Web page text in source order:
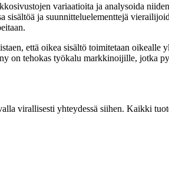
variaatioita ja analysoida
ja suunnitteluelementtejä
että oikea sisältö toimitetaan oikealle
on tehokas työkalu markkinoijille, jotka
virallisesti yhteydessä siihen. Kaikki